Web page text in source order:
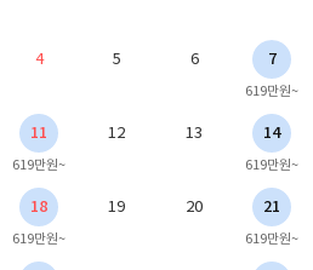
4 5 6 7
619만원~
11
619만원~
12 13 14
619만원~
18
619만원~
19 20 21
619만원~